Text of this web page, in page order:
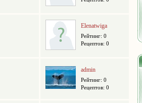
Elenatwiga
Рейтинг: 0
Рецептов: 0
admin
Рейтинг: 0
Рецептов: 0